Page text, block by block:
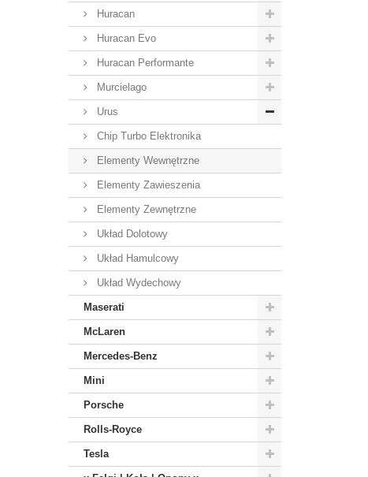
Huracan
Huracan Evo
Huracan Performante
Murcielago
Urus
Chip Turbo Elektronika
Elementy Wewnętrzne
Elementy Zawieszenia
Elementy Zewnętrzne
Układ Dolotowy
Układ Hamulcowy
Układ Wydechowy
Maserati
McLaren
Mercedes-Benz
Mini
Porsche
Rolls-Royce
Tesla